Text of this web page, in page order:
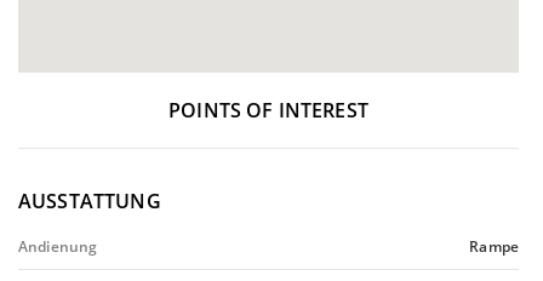
POINTS OF INTEREST
AUSSTATTUNG
Andienung Rampe